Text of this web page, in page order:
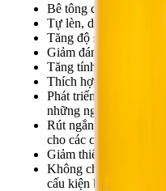
Bê tông chảy mạnh
Tự lèn, dễ thi công,
Tăng độ sít đặc, tăng
Giảm đáng kể độ co
Tăng tính năng chống
Thích hợp với điều
Phát triển cường độ
những ngày đầu.
Rút ngắn đáng kể thời
cho các công trình.
Giảm thiểu chi phí bảo
Không chứa clorua
cấu kiện bê tông cốt